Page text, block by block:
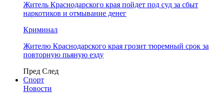
Житель Краснодарского края пойдет под суд за сбыт
наркотиков и отмывание денег
Криминал
Жителю Краснодарского края грозит тюремный срок за
повторную пьяную езду
Пред След
Спорт
Новости